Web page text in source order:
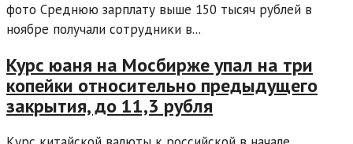
фото Среднюю зарплату выше 150 тысяч рублей в
ноябре получали сотрудники в...
Курс юаня на Мосбирже упал на три
копейки относительно предыдущего
закрытия, до 11,3 рубля